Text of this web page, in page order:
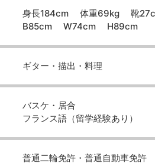
身長184cm 体重69kg 靴
B85cm W74cm H89cm
ギター・描出・料理
バスケ・居合
フランス語（留学経験あり）
普通二輪免許・普通自動車免許